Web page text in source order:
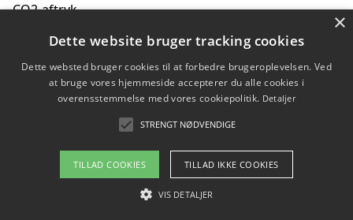
CO2-aftryk
Hvordan nyheder om CO2-udledning påvirker vores
hverdag
Om / kontakt
Blog Betingelser
×
Dette website bruger tracking cookies
Dette websted bruger cookies til at forbedre brugeroplevelsen. Ved
at bruge vores hjemmeside accepterer du alle cookies i
overensstemmelse med vores cookiepolitik. Detaljer
STRENGT NØDVENDIGE
TILLAD COOKIES TILLAD IKKE COOKIES
VIS DETALJER